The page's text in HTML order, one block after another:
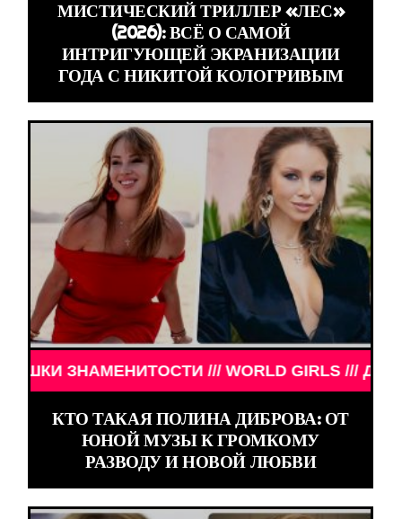
МИСТИЧЕСКИЙ ТРИЛЛЕР «ЛЕС»
(2026): ВСЁ О САМОЙ
ИНТРИГУЮЩЕЙ ЭКРАНИЗАЦИИ
ГОДА С НИКИТОЙ КОЛОГРИВЫМ
/// WORLD GIRLS /// ДЕВУШКИ
КТО ТАКАЯ ПОЛИНА ДИБРОВА: ОТ
ЮНОЙ МУЗЫ К ГРОМКОМУ
РАЗВОДУ И НОВОЙ ЛЮБВИ